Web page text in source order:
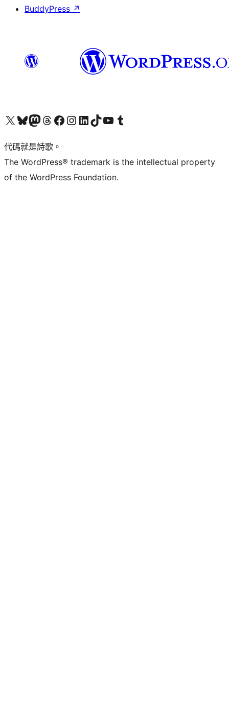
BuddyPress ↗
Visit our X (formerly Twitter) account
Visit our Bluesky account
Visit our Mastodon account
Visit our Threads account
訪問我們的 Facebook 專頁Visit our Instagram account
Visit our LinkedIn account
Visit our TikTok account
Visit our YouTube channel
Visit our Tumblr account
代碼就是詩歌。
The WordPress® trademark is the intellectual property
of the WordPress Foundation.